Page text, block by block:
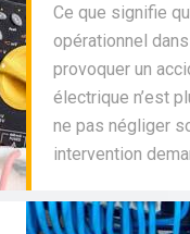
Ce que signifie
opérationnel
provoquer un
électrique n’est
ne pas négliger
intervention